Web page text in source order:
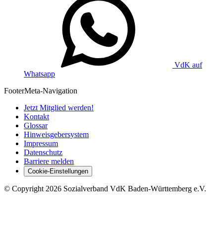
VdK auf
Whatsapp
FooterMeta-Navigation
Jetzt Mitglied werden!
Kontakt
Glossar
Hinweisgebersystem
Impressum
Datenschutz
Barriere melden
Cookie-Einstellungen
© Copyright 2026 Sozialverband VdK Baden-Württemberg e.V.